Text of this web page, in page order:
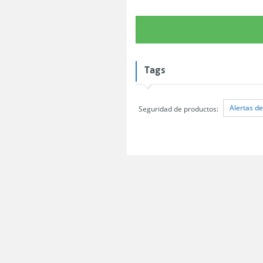
Tags
Seguridad de productos: Alertas